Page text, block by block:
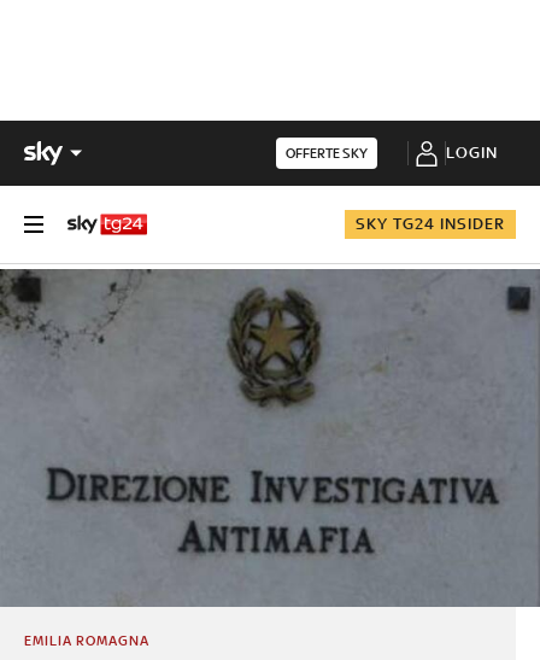
OFFERTE SKY LOGIN
SKY TG24 INSIDER
EMILIA ROMAGNA